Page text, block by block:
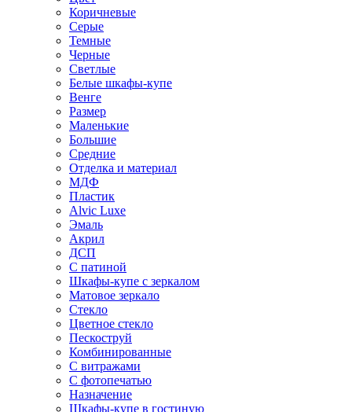
Коричневые
Серые
Темные
Черные
Светлые
Белые шкафы-купе
Венге
Размер
Маленькие
Большие
Средние
Отделка и материал
МДФ
Пластик
Alvic Luxe
Эмаль
Акрил
ДСП
С патиной
Шкафы-купе с зеркалом
Матовое зеркало
Стекло
Цветное стекло
Пескоструй
Комбинированные
С витражами
С фотопечатью
Назначение
Шкафы-купе в гостиную